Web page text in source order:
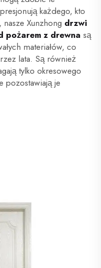
każdego, kto
Xunzhong drzwi
pożarem z drewna są
materiałów, co
lata. Są również
tylko okresowego
pozostawiają je